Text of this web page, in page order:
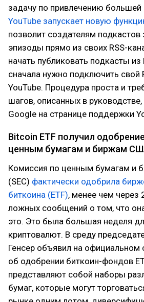
задачу по привлечению большей
YouTube запускает новую
позволит создателям подкастов
эпизоды прямо из своих RSS-
начать публиковать подкасты из
сначала нужно подключить свой
YouTube. Процедура проста и
шагов, описанных в
Google на странице поддержки
Bitcoin ETF получил
ценным бумагам и биржам
Комиссия по ценным бумагам и
(SEC) фактически одобрила
биткоина (ETF), менее чем через
ложных сообщений о том, что
это. Это была большая неделя
криптовалют. В среду
Генсер объявил на официальном
об одобрении биткоин-фондов
представляют собой наборы
бумаг, которые могут